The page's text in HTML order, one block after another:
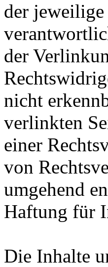
der
der
nicht
verlinkten
einer
von
umgehend
Haftung für
Die Inhalte